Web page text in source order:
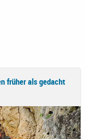
früher als gedacht